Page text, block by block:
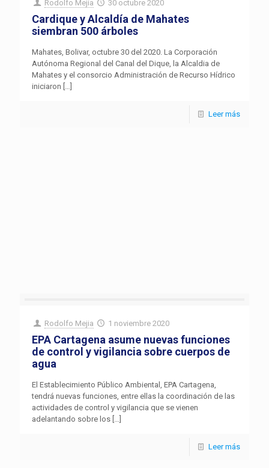
Rodolfo Mejia 30 octubre 2020
Cardique y Alcaldía de Mahates
siembran 500 árboles
Mahates, Bolivar, octubre 30 del 2020. La Corporación
Autónoma Regional del Canal del Dique, la Alcaldia de
Mahates y el consorcio Administración de Recurso Hídrico
iniciaron […]
Leer más
Rodolfo Mejia 1 noviembre 2020
EPA Cartagena asume nuevas funciones
de control y vigilancia sobre cuerpos de
agua
El Establecimiento Público Ambiental, EPA Cartagena,
tendrá nuevas funciones, entre ellas la coordinación de las
actividades de control y vigilancia que se vienen
adelantando sobre los
Leer más